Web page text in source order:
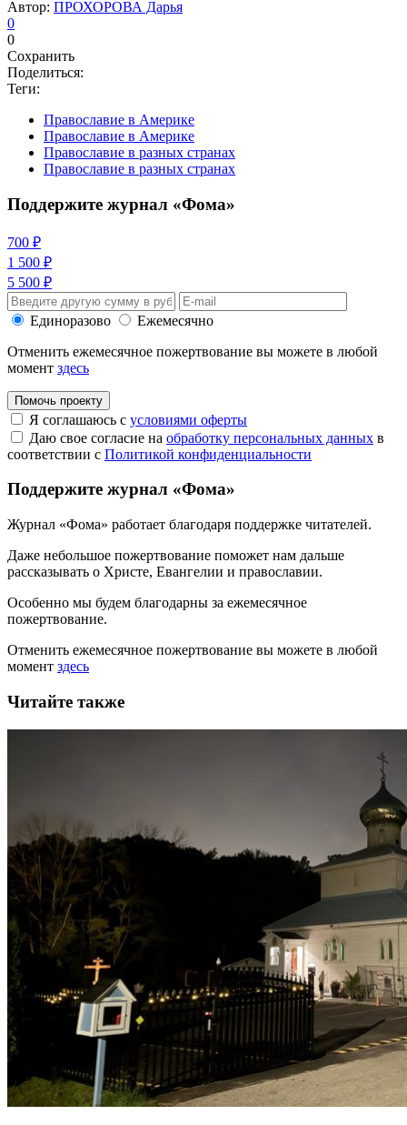
Автор: ПРОХОРОВА Дарья
0
0
Сохранить
Поделиться:
Теги:
Православие в Америке
Православие в Америке
Православие в разных странах
Православие в разных странах
Поддержите журнал «Фома»
700 ₽
1 500 ₽
5 500 ₽
Единоразово
Ежемесячно
Отменить ежемесячное пожертвование вы можете в любой
момент здесь
Помочь проекту
Я соглашаюсь с условиями оферты
Даю свое согласие на обработку персональных данных в
соответствии с Политикой конфиденциальности
Поддержите журнал «Фома»
Журнал «Фома» работает благодаря поддержке читателей.
Даже небольшое пожертвование поможет нам дальше
рассказывать о Христе, Евангелии и православии.
Особенно мы будем благодарны за ежемесячное
пожертвование.
Отменить ежемесячное пожертвование вы можете в любой
момент здесь
Читайте также